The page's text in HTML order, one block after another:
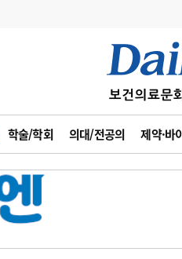
학술/학회 의대/전공의 제약·바
급 추계
결과
사고
수첩
피플
소병원